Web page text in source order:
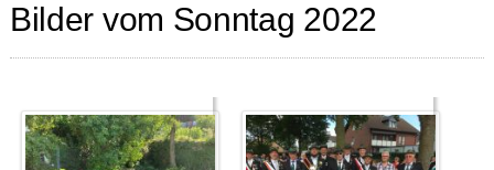
Bilder vom Sonntag 2022